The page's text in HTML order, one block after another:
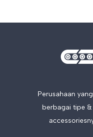
Perusahaan
berbagai tipe